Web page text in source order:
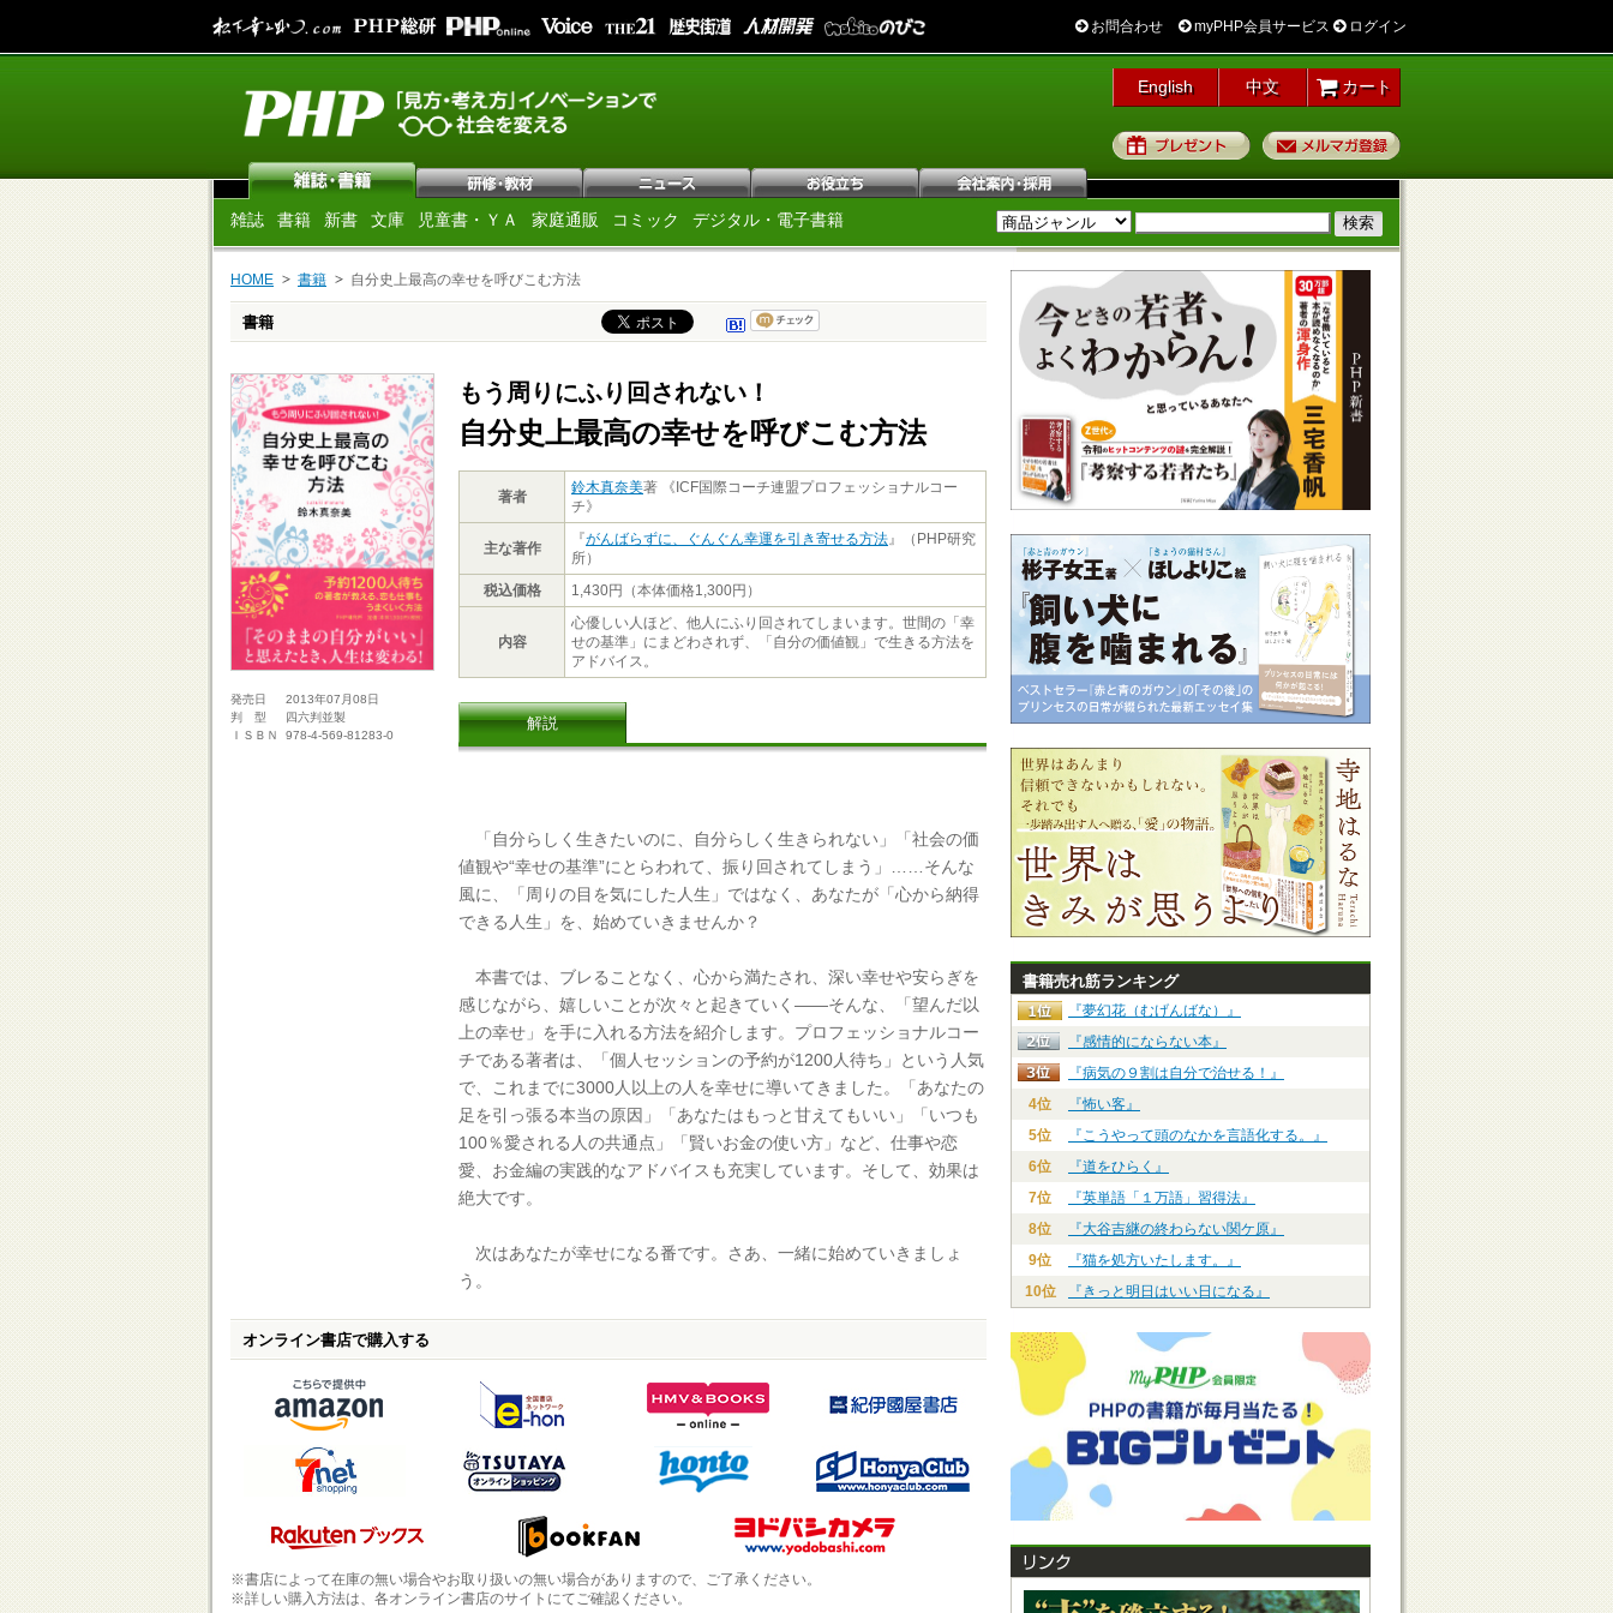
お問合わせ myPHP会員サービス ログイン
English 中文 カート
プレゼント
雑誌 書籍 新書 文庫 児童書・ＹＡ 家庭通販 コミック デジタル・電子書籍
HOME 書籍 自分史上最高の幸せを呼びこむ方法
書籍
発売日
2013年07月08日
判 型
四六判並製
ＩＳＢＮ
978-4-569-81283-0
もう周りにふり回されない！
自分史上最高の幸せを呼びこむ方法
著者
鈴木真奈美著 《ICF国際コーチ連盟プロフェッショナルコー
チ》
主な著作
『がんばらずに、ぐんぐん幸運を引き寄せる方法』（PHP研究
所）
税込価格
1,430円（本体価格1,300円）
内容
心優しい人ほど、他人にふり回されてしまいます。世間の「幸
せの基準」にまどわされず、「自分の価値観」で生きる方法を
アドバイス。
解説
「自分らしく生きたいのに、自分らしく生きられない」「社会の価
値観や“幸せの基準”にとらわれて、振り回されてしまう」……そんな
風に、「周りの目を気にした人生」ではなく、あなたが「心から納得
できる人生」を、始めていきませんか？
本書では、ブレることなく、心から満たされ、深い幸せや安らぎを
感じながら、嬉しいことが次々と起きていく――そんな、「望んだ以
上の幸せ」を手に入れる方法を紹介します。プロフェッショナルコー
チである著者は、「個人セッションの予約が1200人待ち」という人気
で、これまでに3000人以上の人を幸せに導いてきました。「あなたの
足を引っ張る本当の原因」「あなたはもっと甘えてもいい」「いつも
100％愛される人の共通点」「賢いお金の使い方」など、仕事や恋
愛、お金編の実践的なアドバイスも充実しています。そして、効果は
絶大です。
次はあなたが幸せになる番です。さあ、一緒に始めていきましょ
う。
オンライン書店で購入する
※書店によって在庫の無い場合やお取り扱いの無い場合がありますので、ご了承ください。
※詳しい購入方法は、各オンライン書店のサイトにてご確認ください。
書籍売れ筋ランキング
『夢幻花（むげんばな）』
『感情的にならない本』
『病気の９割は自分で治せる！』
4位
『怖い客』
5位
『こうやって頭のなかを言語化する。』
6位
『道をひらく』
7位
『英単語「１万語」習得法』
8位
『大谷吉継の終わらない関ケ原』
9位
『猫を処方いたします。』
10位
『きっと明日はいい日になる』